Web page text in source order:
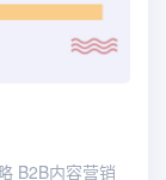
B2B内容营销